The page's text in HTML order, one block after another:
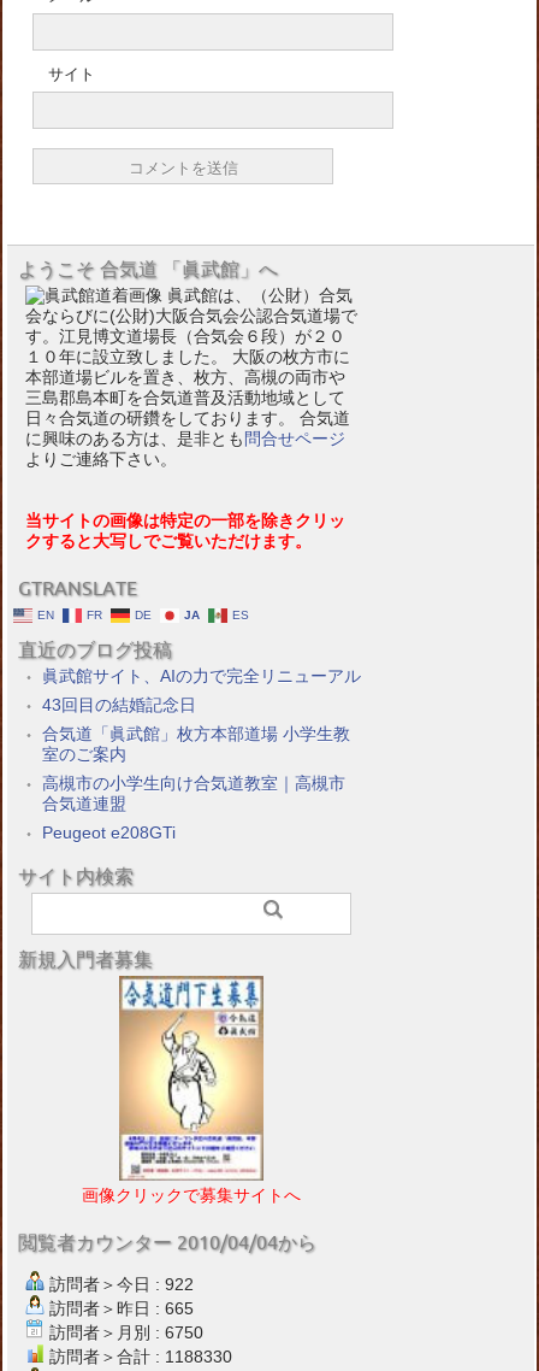
サイト
ようこそ 合気道 「眞武館」へ
眞武館は、（公財）合気
会ならびに(公財)大阪合気会公認合気道場で
す。江見博文道場長（合気会６段）が２０
１０年に設立致しました。 大阪の枚方市に
本部道場ビルを置き、枚方、高槻の両市や
三島郡島本町を合気道普及活動地域として
日々合気道の研鑽をしております。 合気道
に興味のある方は、是非とも 問合せページ
よりご連絡下さい。
当サイトの画像は特定の一部を除きクリッ
クすると大写しでご覧いただけます。
GTRANSLATE
EN FR DE JA ES
直近のブログ投稿
眞武館サイト、AIの力で完全リニューアル
43回目の結婚記念日
合気道「眞武館」枚方本部道場 小学生教
室のご案内
高槻市の小学生向け合気道教室｜高槻市
合気道連盟
Peugeot e208GTi
サイト内検索
新規入門者募集
画像クリックで募集サイトへ
閲覧者カウンター 2010/04/04から
訪問者＞今日 : 922
訪問者＞昨日 : 665
訪問者＞月別 : 6750
訪問者＞合計 : 1188330